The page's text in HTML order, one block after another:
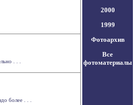
. . .
более . . .
2000
1999
Фотоархив
Все
фотоматериалы